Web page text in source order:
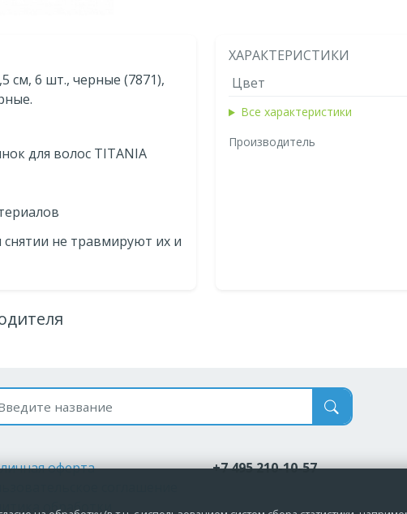
см, 6 шт., черные (7871),
для волос TITANIA
не травмируют их и
ХАРАКТЕРИСТИКИ
Цвет
Все характеристики
Производитель
по названию
оферта
обработки
+7 495 210-10-57